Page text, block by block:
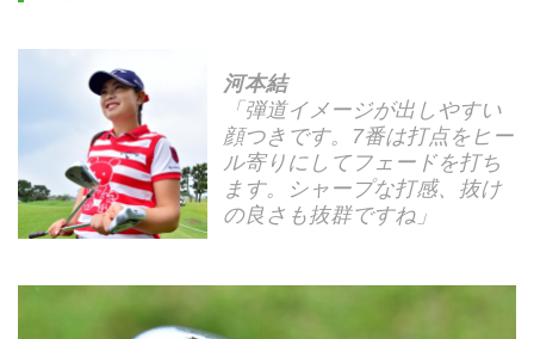
河本結
「弾道イメージが出しやすい
顔つきです。7番は打点をヒー
ル寄りにしてフェードを打ち
ます。シャープな打感、抜け
の良さも抜群ですね」